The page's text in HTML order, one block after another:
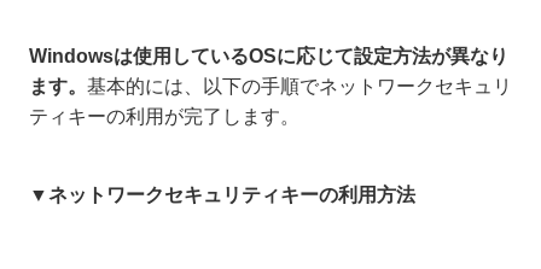
Windowsは使用しているOSに応じて設定方法が異なり
ます。 基本的には、以下の手順でネットワークセキュリ
ティキーの利用が完了します。
▼ネットワークセキュリティキーの利用方法